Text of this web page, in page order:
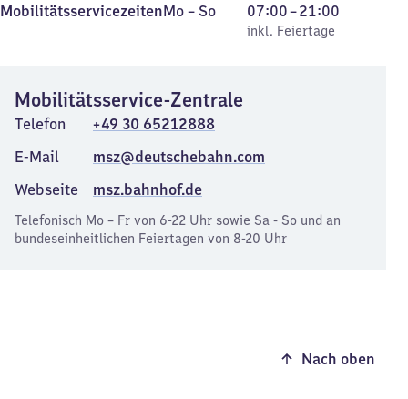
MobilitätsservicezeitenMontag
Mo – So,
inkl. Feiertage
07:00–21:00
Von
7
inkl. Feiertage
Mobilitätsservice-Zentrale
Telefon
+49 30 65212888
E-Mail
msz@deutschebahn.com
Webseite
msz.bahnhof.de
Telefonisch Mo – Fr von 6-22 Uhr sowie Sa - So und an
bundeseinheitlichen Feiertagen von 8-20 Uhr
Nach oben